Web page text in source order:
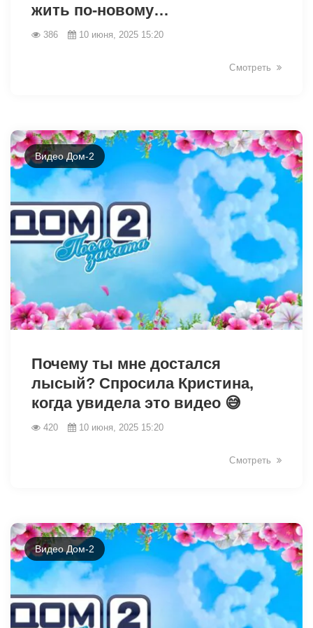
жить по-новому…
386 10 июня, 2025 15:20
Смотреть
Видео Дом-2
Почему ты мне достался
лысый? Спросила Кристина,
когда увидела это видео 😅
420 10 июня, 2025 15:20
Смотреть
Видео Дом-2